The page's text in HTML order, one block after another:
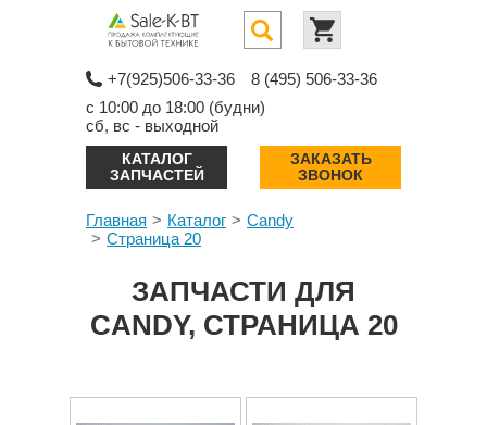
+7(925)506-33-36
8 (495) 506-33-36
с 10:00 до 18:00 (будни)
сб, вс - выходной
КАТАЛОГ
ЗАПЧАСТЕЙ
ЗАКАЗАТЬ
ЗВОНОК
Главная Каталог
Candy
Страница 20
ЗАПЧАСТИ ДЛЯ
CANDY, СТРАНИЦА 20